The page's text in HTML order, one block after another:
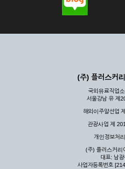
제3장 권리 및 의무
공할 수 있도록 최선의 노력을 다하
게 누설, 배포하여서는 안됩니다.
기관 등의 합법적인 요구가 있는
③ 회사는 이용자로부터 제기되는
인정할 경우에는 즉시 처리하여야
우 그 처리를 위해 노력해야 합니다.
제7조 (회원의 의무)
① 회원은 ID와 비밀 번호에 관한
(주) 플러스커
국외유료직업
서울강남 유 제
해외이주알선업
관광사업 제
개인정보처
(주) 플러스커리
대표: 남광
사업자등록번호